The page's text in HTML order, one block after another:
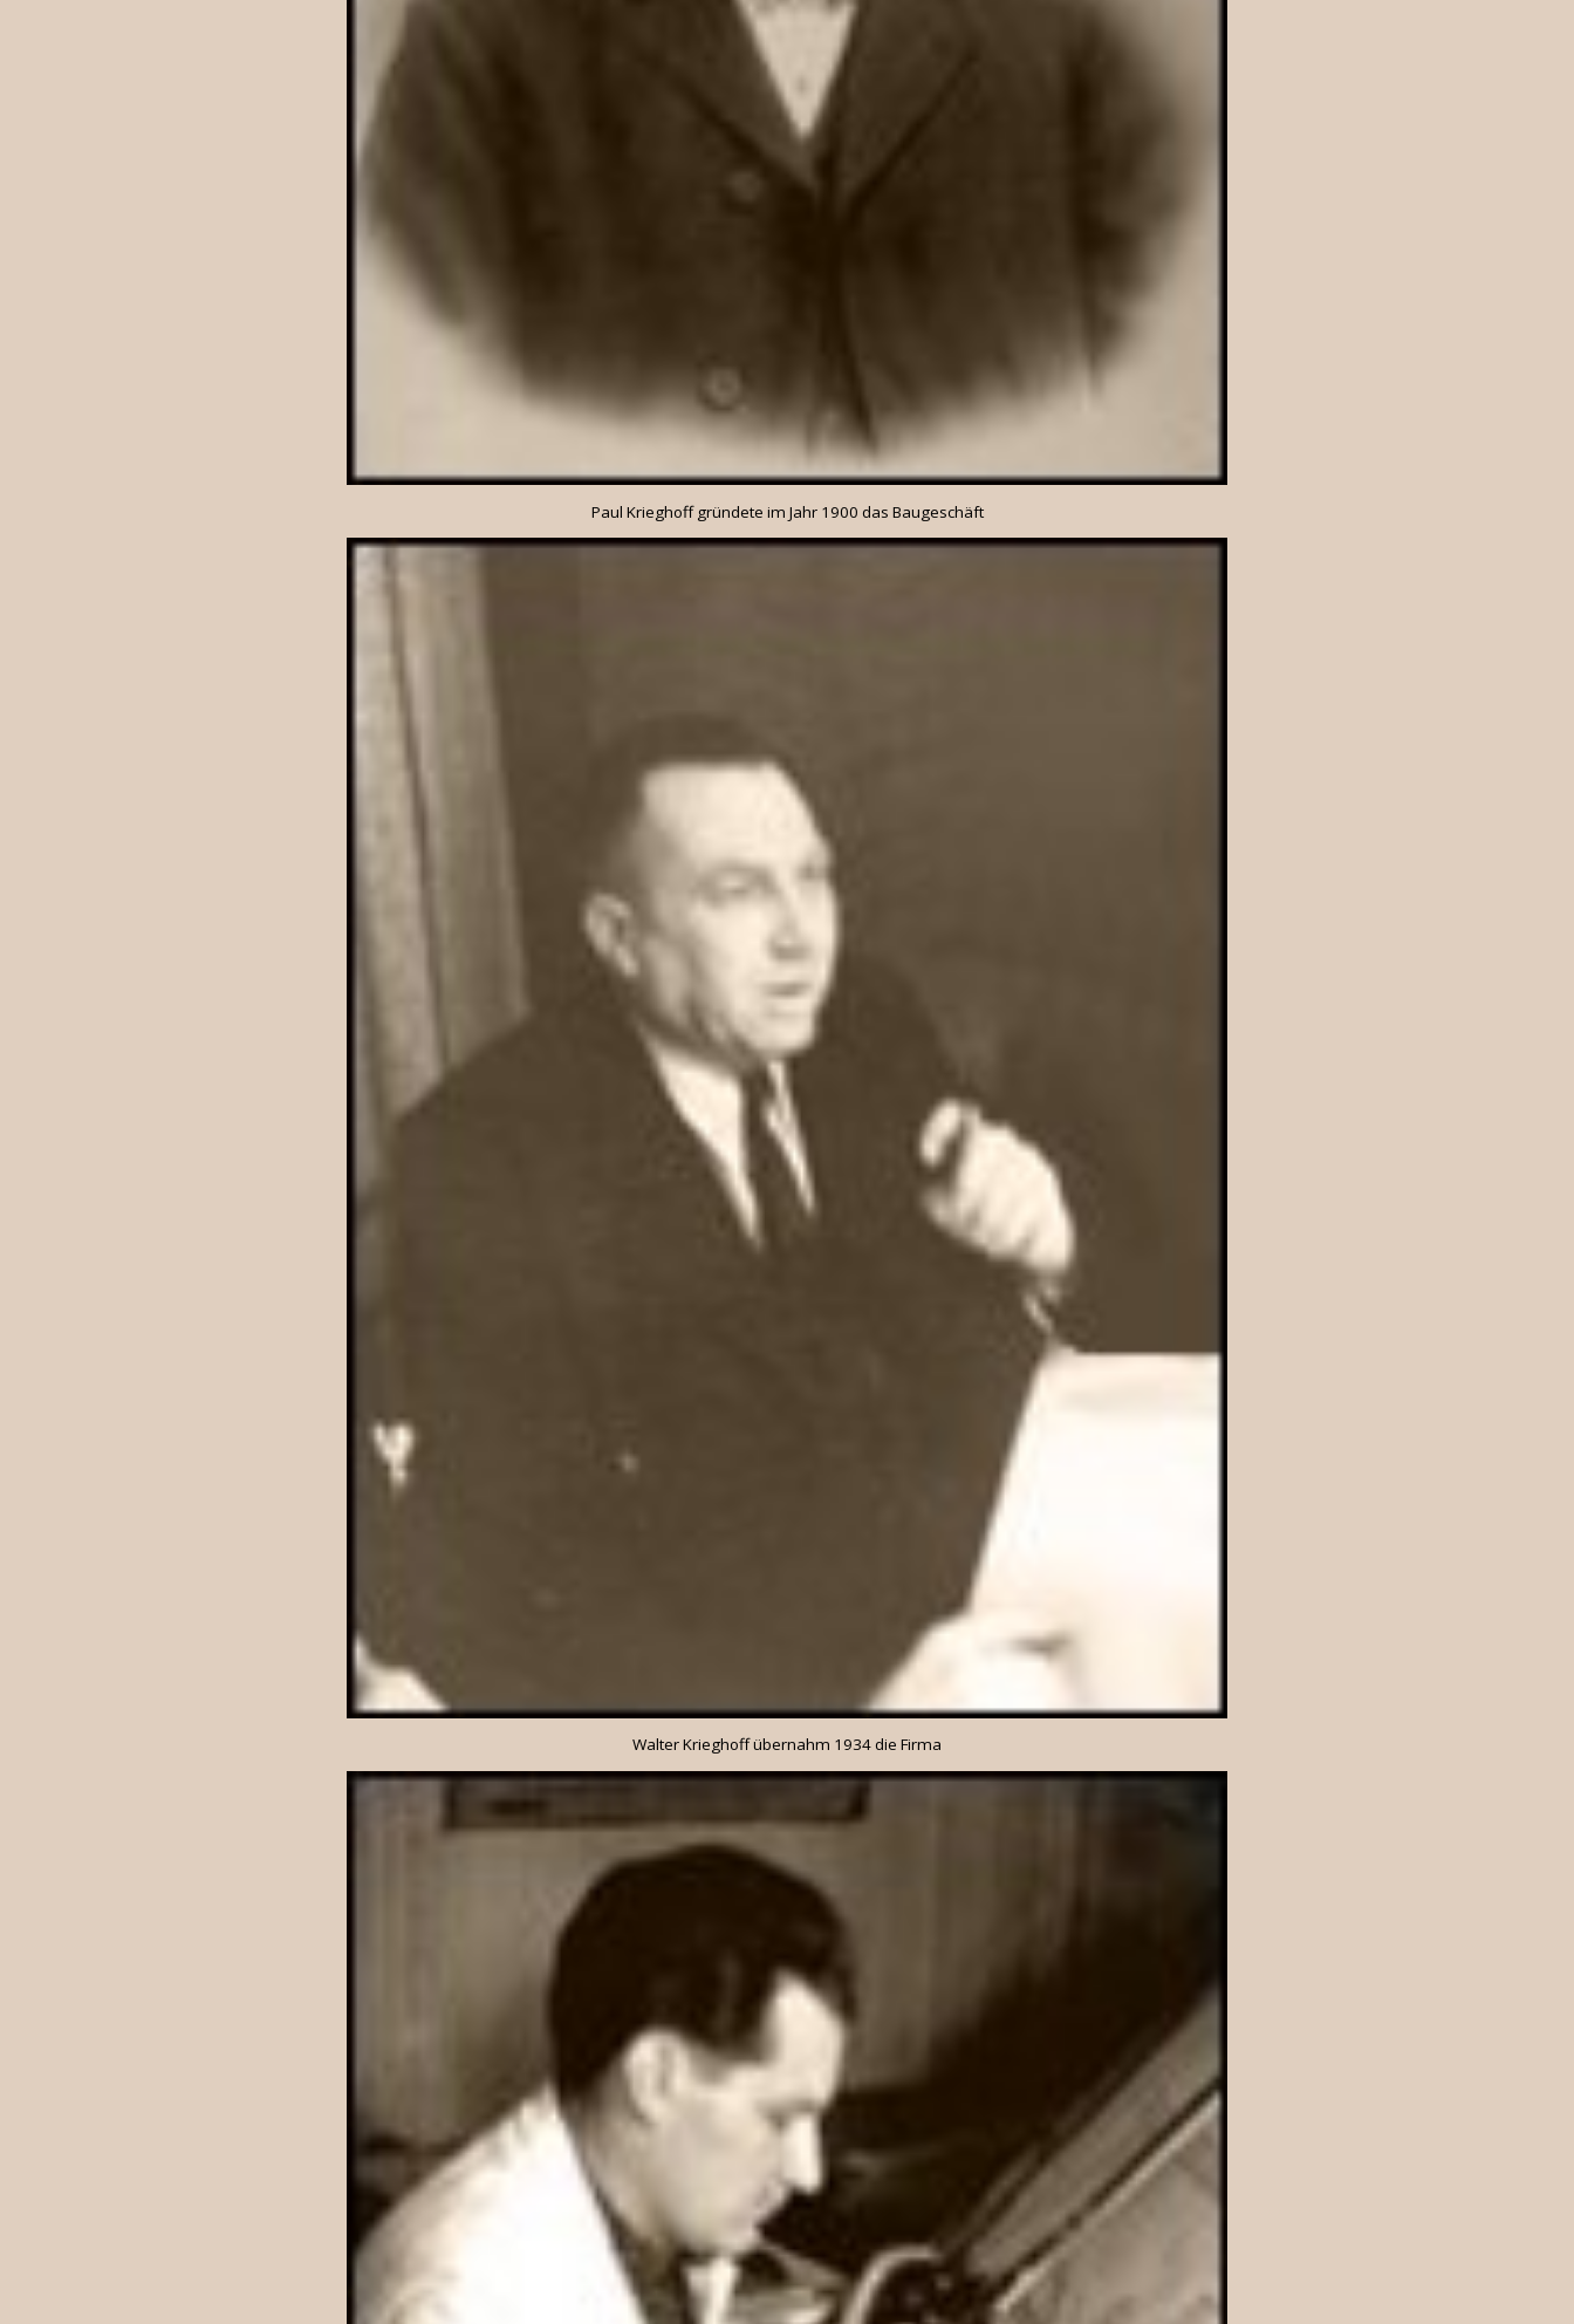
Paul Krieghoff gründete im Jahr 1900 das Baugeschäft
Walter Krieghoff übernahm 1934 die Firma